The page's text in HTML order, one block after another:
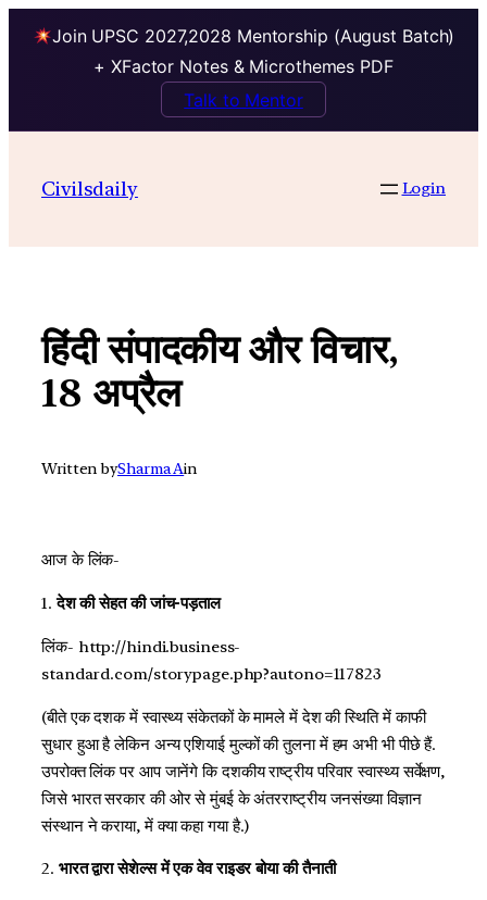
Join UPSC 2027,2028 Mentorship (August Batch)
+ XFactor Notes & Microthemes PDF
Talk to Mentor
contentCivilsdaily Login
हिंदी संपादकीय और विचार,
18 अप्रैल
Written bySharma Ain
आज के लिंक-
1.देश की सेहत की जांच-पड़ताल
लिंक- http://hindi.business-
standard.com/storypage.php?autono=117823
(बीते एक दशक में स्वास्थ्य संकेतकों के मामले में देश की स्थिति में काफी
सुधार हुआ है लेकिन अन्य एशियाई मुल्कों की तुलना में हम अभी भी पीछे हैं.
उपरोक्त लिंक पर आप जानेंगे कि दशकीय राष्ट्रीय परिवार स्वास्थ्य सर्वेक्षण,
जिसे भारत सरकार की ओर से मुंबई के अंतरराष्ट्रीय जनसंख्या विज्ञान
संस्थान ने कराया, में क्या कहा गया है.)
2. भारत द्वारा सेशेल्‍स में एक वेव राइडर बोया की तैनाती